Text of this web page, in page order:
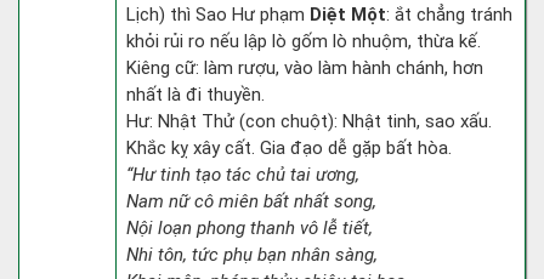
Lịch) thì Sao Hư phạm Diệt Một: ắt chẳng tránh
khỏi rủi ro nếu lập lò gốm lò nhuộm, thừa kế.
Kiêng cữ: làm rượu, vào làm hành chánh, hơn
nhất là đi thuyền.
Hư: Nhật Thử (con chuột): Nhật tinh, sao xấu.
Khắc kỵ xây cất. Gia đạo dễ gặp bất hòa.
“Hư tinh tạo tác chủ tai ương,
Nam nữ cô miên bất nhất song,
Nội loạn phong thanh vô lễ tiết,
Nhi tôn, tức phụ bạn nhân sàng,